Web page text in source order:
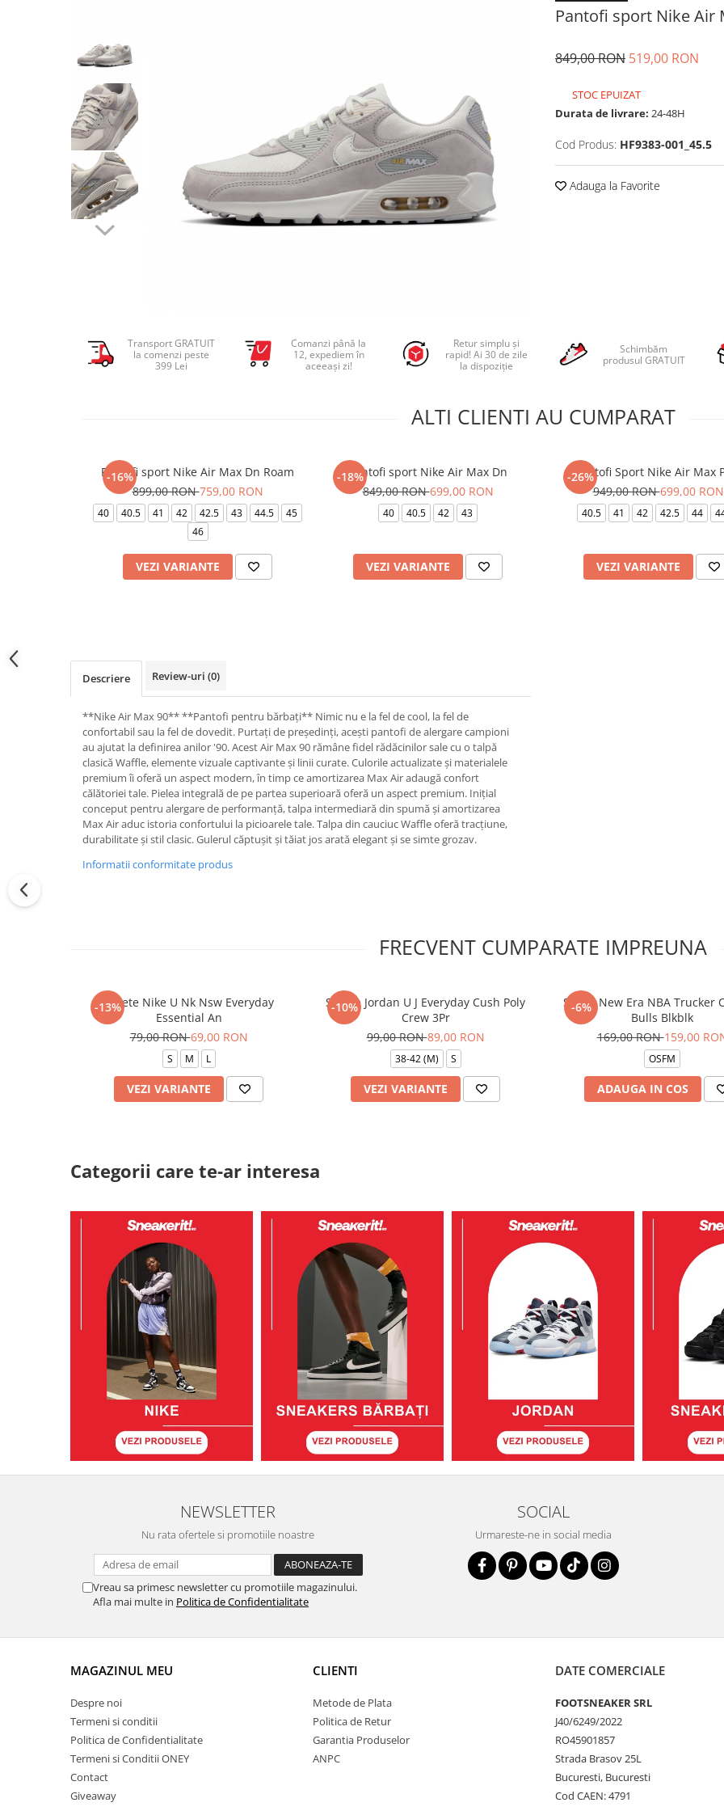
Geci si veste copii
Pantaloni scurti Copii
Ingrijire incaltaminte
Pantofi sport Nike Air
849,00 RON 519,00 RON
STOC EPUIZAT
Durata de livrare: 24-48H
Cod Produs: HF9383-001_45.5
Adauga la Favorite
Transport GRATUIT
la comenzi peste
399 Lei
Comanzi până la
12, expediem în
aceeași zi!
Retur simplu și
rapid! Ai 30 de zile
la dispoziție
Schimbăm
produsul GRATUIT
ALTI CLIENTI AU CUMPARAT
-16%
Pantofi sport Nike Air Max Dn Roam
899,00 RON759,00 RON
40 40.5 41 42 42.5 43 44.5
45
46
VEZI VARIANTE
-18%
Pantofi sport Nike Air Max Dn
849,00 RON699,00 RON
40 40.5 42 43
VEZI VARIANTE
-26%
Pantofi Sport Nike Air Max
949,00 RON699,00 RON
40.5 41 42 42.5 44
VEZI VARIANTE
Descriere Review-uri (0)
**Nike Air Max 90** **Pantofi pentru bărbați** Nimic nu e la fel de cool, la fel de
confortabil sau la fel de dovedit. Purtați de președinți, acești pantofi de alergare campioni
au ajutat la definirea anilor '90. Acest Air Max 90 rămâne fidel rădăcinilor sale cu o talpă
clasică Waffle, elemente vizuale captivante și linii curate. Culorile actualizate și materialele
premium îi oferă un aspect modern, în timp ce amortizarea Max Air adaugă confort
călătoriei tale. Pielea integrală de pe partea superioară oferă un aspect premium. Inițial
conceput pentru alergare de performanță, talpa intermediară din spumă și amortizarea
Max Air aduc istoria confortului la picioarele tale. Talpa din cauciuc Waffle oferă tracțiune,
durabilitate și stil clasic. Gulerul căptușit și tăiat jos arată elegant și se simte grozav.
Informatii conformitate produs
FRECVENT CUMPARATE IMPREUNA
-13%
Sosete Nike U Nk Nsw Everyday
Essential An
79,00 RON69,00 RON
S M L
VEZI VARIANTE
-10%
Sosete Jordan U J Everyday Cush Poly
Crew 3Pr
99,00 RON89,00 RON
38-42 (M) S
VEZI VARIANTE
-6%
Sapca New Era NBA Trucker
Bulls Blkblk
169,00 RON159,00
OSFM
ADAUGA IN COS
Categorii care te-ar interesa
NEWSLETTER
Nu rata ofertele si promotiile noastre
Vreau sa primesc newsletter cu promotiile magazinului.
Afla mai multe in Politica de Confidentialitate
SOCIAL
Urmareste-ne in social media
MAGAZINUL MEU
Despre noi
Termeni si conditii
Politica de Confidentialitate
Termeni si Conditii ONEY
Contact
Giveaway
CLIENTI
Metode de Plata
Politica de Retur
Garantia Produselor
ANPC
DATE COMERCIALE
FOOTSNEAKER SRL
J40/6249/2022
RO45901857
Strada Brasov 25L
Bucuresti, Bucuresti
Cod CAEN: 4791